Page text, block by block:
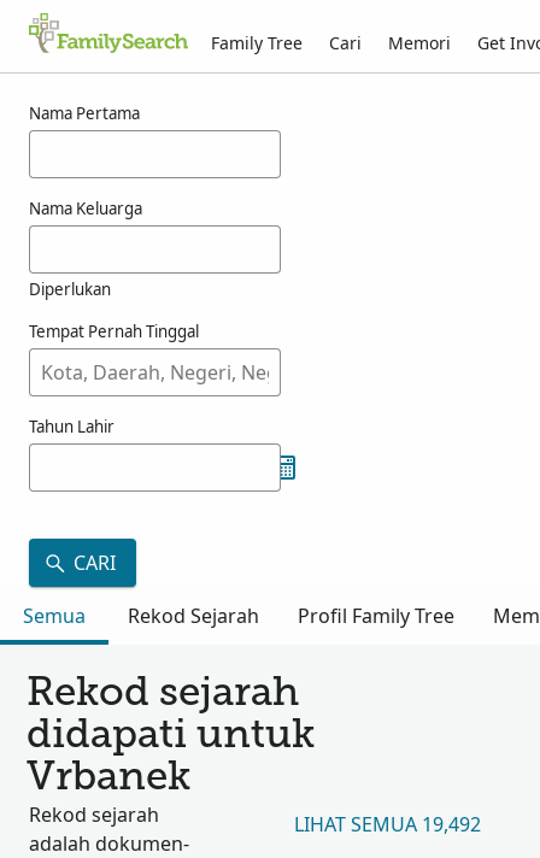
Family Tree Cari Memori Get
Nama Pertama
Nama Keluarga
Diperlukan
Tempat Pernah Tinggal
Tahun Lahir
CARI
Semua
Rekod Sejarah Profil Family Tree
Rekod sejarah
didapati untuk
Vrbanek
Rekod sejarah
adalah dokumen-
LIHAT SEMUA 19,492